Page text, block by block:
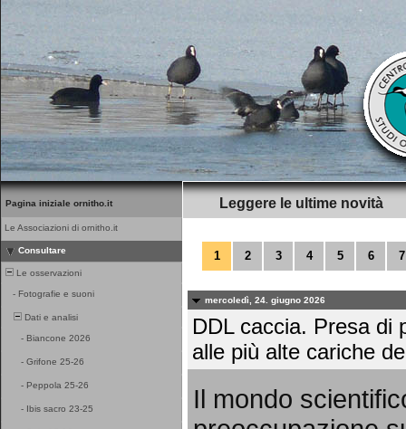
Pagina iniziale ornitho.it
Le Associazioni di ornitho.it
Consultare
Le osservazioni
- Fotografie e suoni
Dati e analisi
- Biancone 2026
- Grifone 25-26
- Peppola 25-26
- Ibis sacro 23-25
Leggere le ultime novità
1 2 3 4 5 6 7
mercoledì, 24. giugno 2026
DDL caccia. Presa di
alle più alte cariche
Il mondo